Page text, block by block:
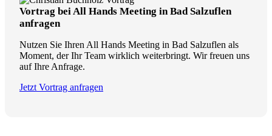
Vortrag bei All Hands Meeting in Bad Salzuflen
anfragen
Nutzen Sie Ihren All Hands Meeting in Bad Salzuflen als
Moment, der Ihr Team wirklich weiterbringt. Wir freuen uns
auf Ihre Anfrage.
Jetzt Vortrag anfragen